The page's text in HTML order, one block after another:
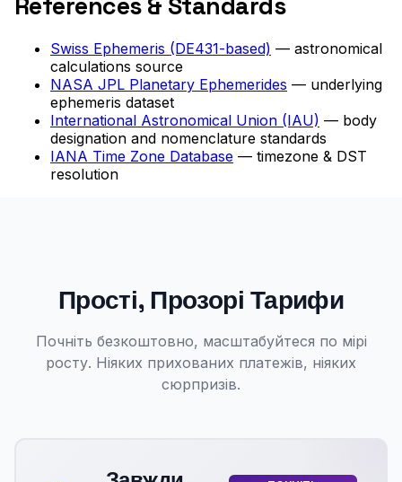
Swiss Ephemeris (DE431-based) — astronomical
calculations source
NASA JPL Planetary Ephemerides — underlying
ephemeris dataset
International Astronomical Union (IAU) — body
designation and nomenclature standards
IANA Time Zone Database — timezone & DST
resolution
Прості, Прозорі Тарифи
Почніть безкоштовно, масштабуйтеся по мірі
росту. Ніяких прихованих платежів, ніяких
сюрпризів.